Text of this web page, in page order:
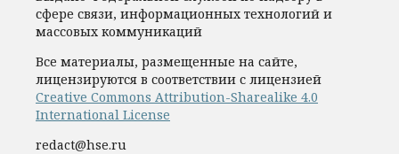
сфере связи, информационных технологий и
массовых коммуникаций
Все материалы, размещенные на сайте,
лицензируются в соответствии с лицензией
Creative Commons Attribution-Sharealike 4.0
International License
redact@hse.ru